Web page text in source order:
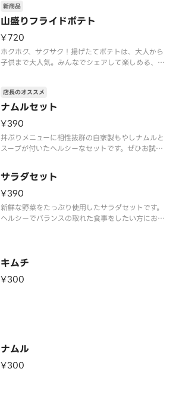
山盛りフライドポテト
新商品
¥720
ホクホク、サクサク！揚げたてポテトは、大人から
子供まで大人気。みんなでシェアして楽しめる、山
ナムルセット
店長のオススメ
¥390
丼ぶりメニューに相性抜群の自家製もやしナムルと
スープが付いたヘルシーなセットです。ぜひお試し
サラダセット
¥390
新鮮な野菜をたっぷり使用したサラダセットです。
ヘルシーでバランスの取れた食事をしたい方におす
キムチ
¥300
ナムル
¥300